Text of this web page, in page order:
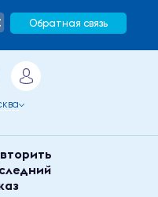
Обратная связь